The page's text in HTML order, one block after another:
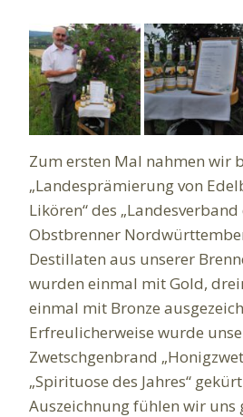
Zum ersten Mal nahmen wir
„Landesprämierung von
Likören“ des
Obstbrenner
Destillaten aus unserer
wurden einmal mit Gold,
einmal mit Bronze
Erfreulicherweise wurde
Zwetschgenbrand
„Spirituose des Jahres“
Auszeichnung fühlen wir uns